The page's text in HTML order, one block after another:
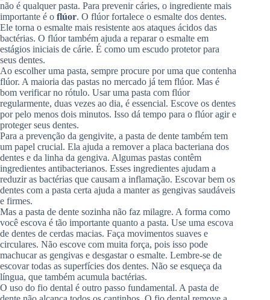
não é qualquer pasta. Para prevenir cáries, o ingrediente mais
importante é o flúor. O flúor fortalece o esmalte dos dentes.
Ele torna o esmalte mais resistente aos ataques ácidos das
bactérias. O flúor também ajuda a reparar o esmalte em
estágios iniciais de cárie. É como um escudo protetor para
seus dentes.
Ao escolher uma pasta, sempre procure por uma que contenha
flúor. A maioria das pastas no mercado já tem flúor. Mas é
bom verificar no rótulo. Usar uma pasta com flúor
regularmente, duas vezes ao dia, é essencial. Escove os dentes
por pelo menos dois minutos. Isso dá tempo para o flúor agir e
proteger seus dentes.
Para a prevenção da gengivite, a pasta de dente também tem
um papel crucial. Ela ajuda a remover a placa bacteriana dos
dentes e da linha da gengiva. Algumas pastas contêm
ingredientes antibacterianos. Esses ingredientes ajudam a
reduzir as bactérias que causam a inflamação. Escovar bem os
dentes com a pasta certa ajuda a manter as gengivas saudáveis
e firmes.
Mas a pasta de dente sozinha não faz milagre. A forma como
você escova é tão importante quanto a pasta. Use uma escova
de dentes de cerdas macias. Faça movimentos suaves e
circulares. Não escove com muita força, pois isso pode
machucar as gengivas e desgastar o esmalte. Lembre-se de
escovar todas as superfícies dos dentes. Não se esqueça da
língua, que também acumula bactérias.
O uso do fio dental é outro passo fundamental. A pasta de